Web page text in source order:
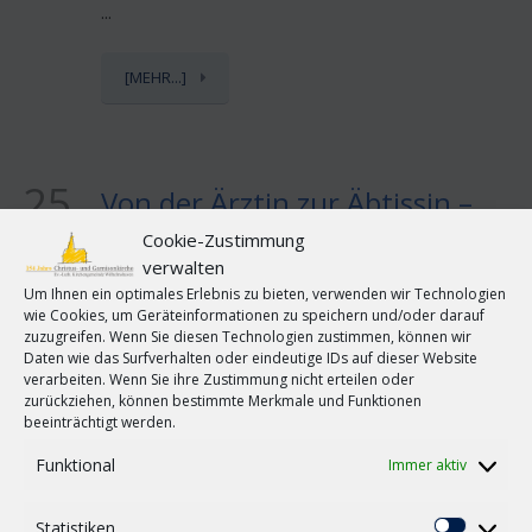
Cookie-Zustimmung
verwalten
Um Ihnen ein optimales Erlebnis zu bieten, verwenden wir Technologien
wie Cookies, um Geräteinformationen zu speichern und/oder darauf
zuzugreifen. Wenn Sie diesen Technologien zustimmen, können wir
Daten wie das Surfverhalten oder eindeutige IDs auf dieser Website
verarbeiten. Wenn Sie ihre Zustimmung nicht erteilen oder
zurückziehen, können bestimmte Merkmale und Funktionen
beeinträchtigt werden.
Funktional Immer aktiv
...
[MEHR...]
25
0
Von der Ärztin zur Äbtissin –
«Verbunden mit Fragenden
und Suchenden» – Henrike
Wahl leitet künftig das
evangelische Kloster
Barsinghausen
byChristusnews inKirche-Oldenburg
Barsinghausen/Reg. Hannover (epd). Als das
Gespräch während des Haareschneidens darauf
die Friseurin das erstmal eine Weile sacken. Dann